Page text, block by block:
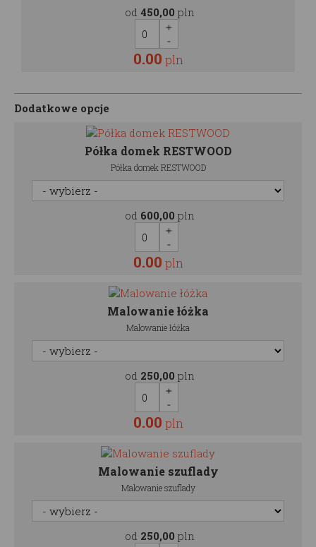
od 450,00 pln
0.00 pln
Dodatkowe opcje
Półka domek RESTWOOD
Półka domek RESTWOOD
od 600,00 pln
0.00 pln
Malowanie łóżka
Malowanie łóżka
od 250,00 pln
0.00 pln
Malowanie szuflady
Malowanie szuflady
od 250,00 pln